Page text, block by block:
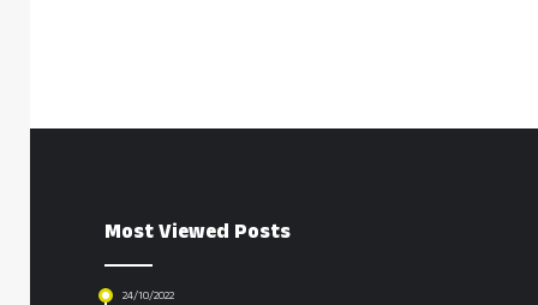
Most Viewed Posts
24/10/2022